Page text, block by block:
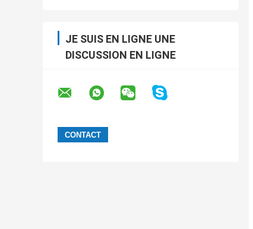
JE SUIS EN LIGNE UNE
DISCUSSION EN LIGNE